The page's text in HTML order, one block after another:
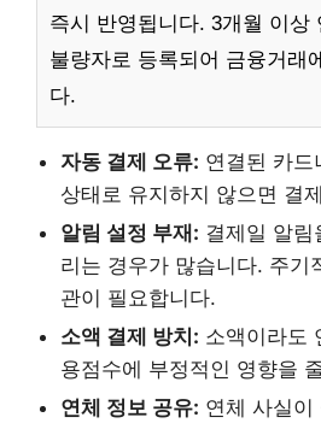
즉시 반영됩니다. 3개월 이상
불량자로 등록되어 금융거래
다.
자동 결제 오류: 연결된 카드
상태로 유지하지 않으면 결
알림 설정 부재: 결제일 알림
리는 경우가 많습니다. 주기
관이 필요합니다.
소액 결제 방치: 소액이라도
용점수에 부정적인 영향을
연체 정보 공유: 연체 사실이